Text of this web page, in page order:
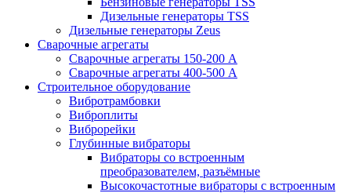
Дизельные генераторы TSS
Дизельные генераторы Zeus
Сварочные агрегаты
Сварочные агрегаты 150-200 А
Сварочные агрегаты 400-500 А
Строительное оборудование
Вибротрамбовки
Виброплиты
Виброрейки
Глубинные вибраторы
Вибраторы со встроенным
преобразователем, разъёмные
Высокочастотные вибраторы с встроенным